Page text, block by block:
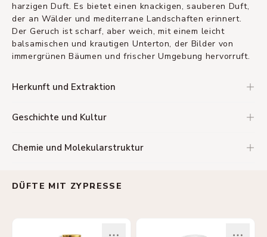
harzigen Duft. Es bietet einen knackigen, sauberen Duft,
der an Wälder und mediterrane Landschaften erinnert.
Der Geruch ist scharf, aber weich, mit einem leicht
balsamischen und krautigen Unterton, der Bilder von
immergrünen Bäumen und frischer Umgebung hervorruft.
Herkunft und Extraktion
Geschichte und Kultur
Chemie und Molekularstruktur
DÜFTE MIT ZYPRESSE